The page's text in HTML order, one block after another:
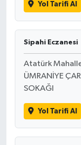
Yol Tarifi Al
Sipahi Eczanesi
Atatürk
ÜMRANİYE
SOKAĞI
Yol Tarifi Al